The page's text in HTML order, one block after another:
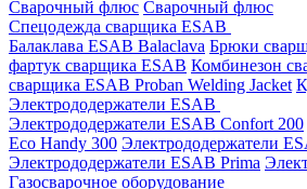
Сварочный флюс Сварочный флюс
Спецодежда сварщика ESAB
Балаклава ESAB Balaclava Брюки
фартук сварщика ESAB Комбинезон
сварщика ESAB Proban Welding Jacket
Электрододержатели ESAB
Электрододержатели ESAB Confort 200
Eco Handy 300 Электрододержатели
Электрододержатели ESAB Prima
Газосварочное оборудование